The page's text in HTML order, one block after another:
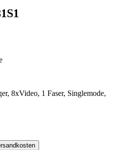
8xVideo, 1 Faser, Singlemode,